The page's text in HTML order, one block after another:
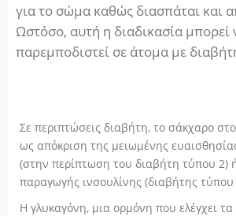
για το σώμα καθώς διασπάται και
Ωστόσο, αυτή η διαδικασία μπορεί
παρεμποδιστεί σε άτομα με
Σε περιπτώσεις διαβήτη, το σάκχαρο
ως απόκριση της μειωμένης
(στην περίπτωση του διαβήτη τύπου 2)
παραγωγής ινσουλίνης (διαβήτης τύπου
Η γλυκαγόνη, μια ορμόνη που ελέγχει τα